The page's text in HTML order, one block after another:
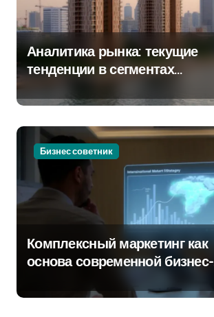
Аналитика рынка: текущие
тенденции в сегментах
Бизнес советник
Комплексный маркетинг как
основа современной бизнес-